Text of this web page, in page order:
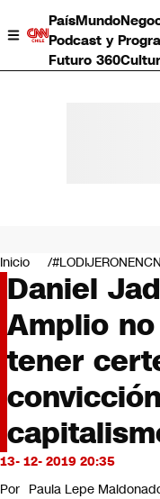
PaísMundo
Podcast y
Futuro 360
Negocios
Deportes
Programas completos
Cultura
Servicios
Bits
CNN tiempo
Futuro 360
Opinión
Inicio
Daniel
Amplio
tener
13- 12- 2019 20:35
Por Paula Lepe